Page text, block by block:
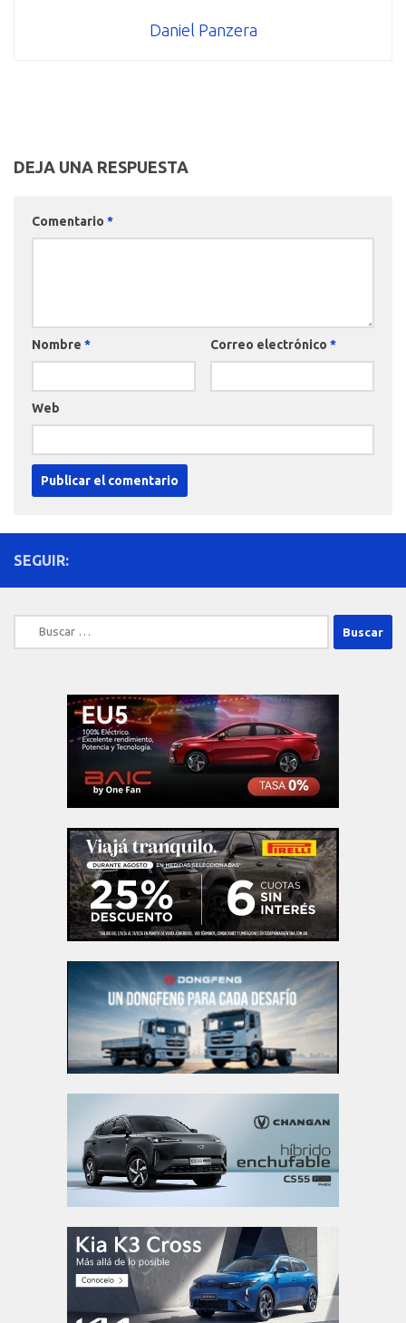
Daniel Panzera
DEJA UNA RESPUESTA
Comentario *
Nombre * Correo electrónico *
Web
SEGUIR:
Buscar: